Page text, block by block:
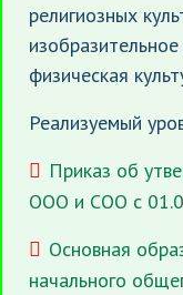
религиозных
физическая
Реализуемый
Приказ об
ООО и СОО с
Основная
начального